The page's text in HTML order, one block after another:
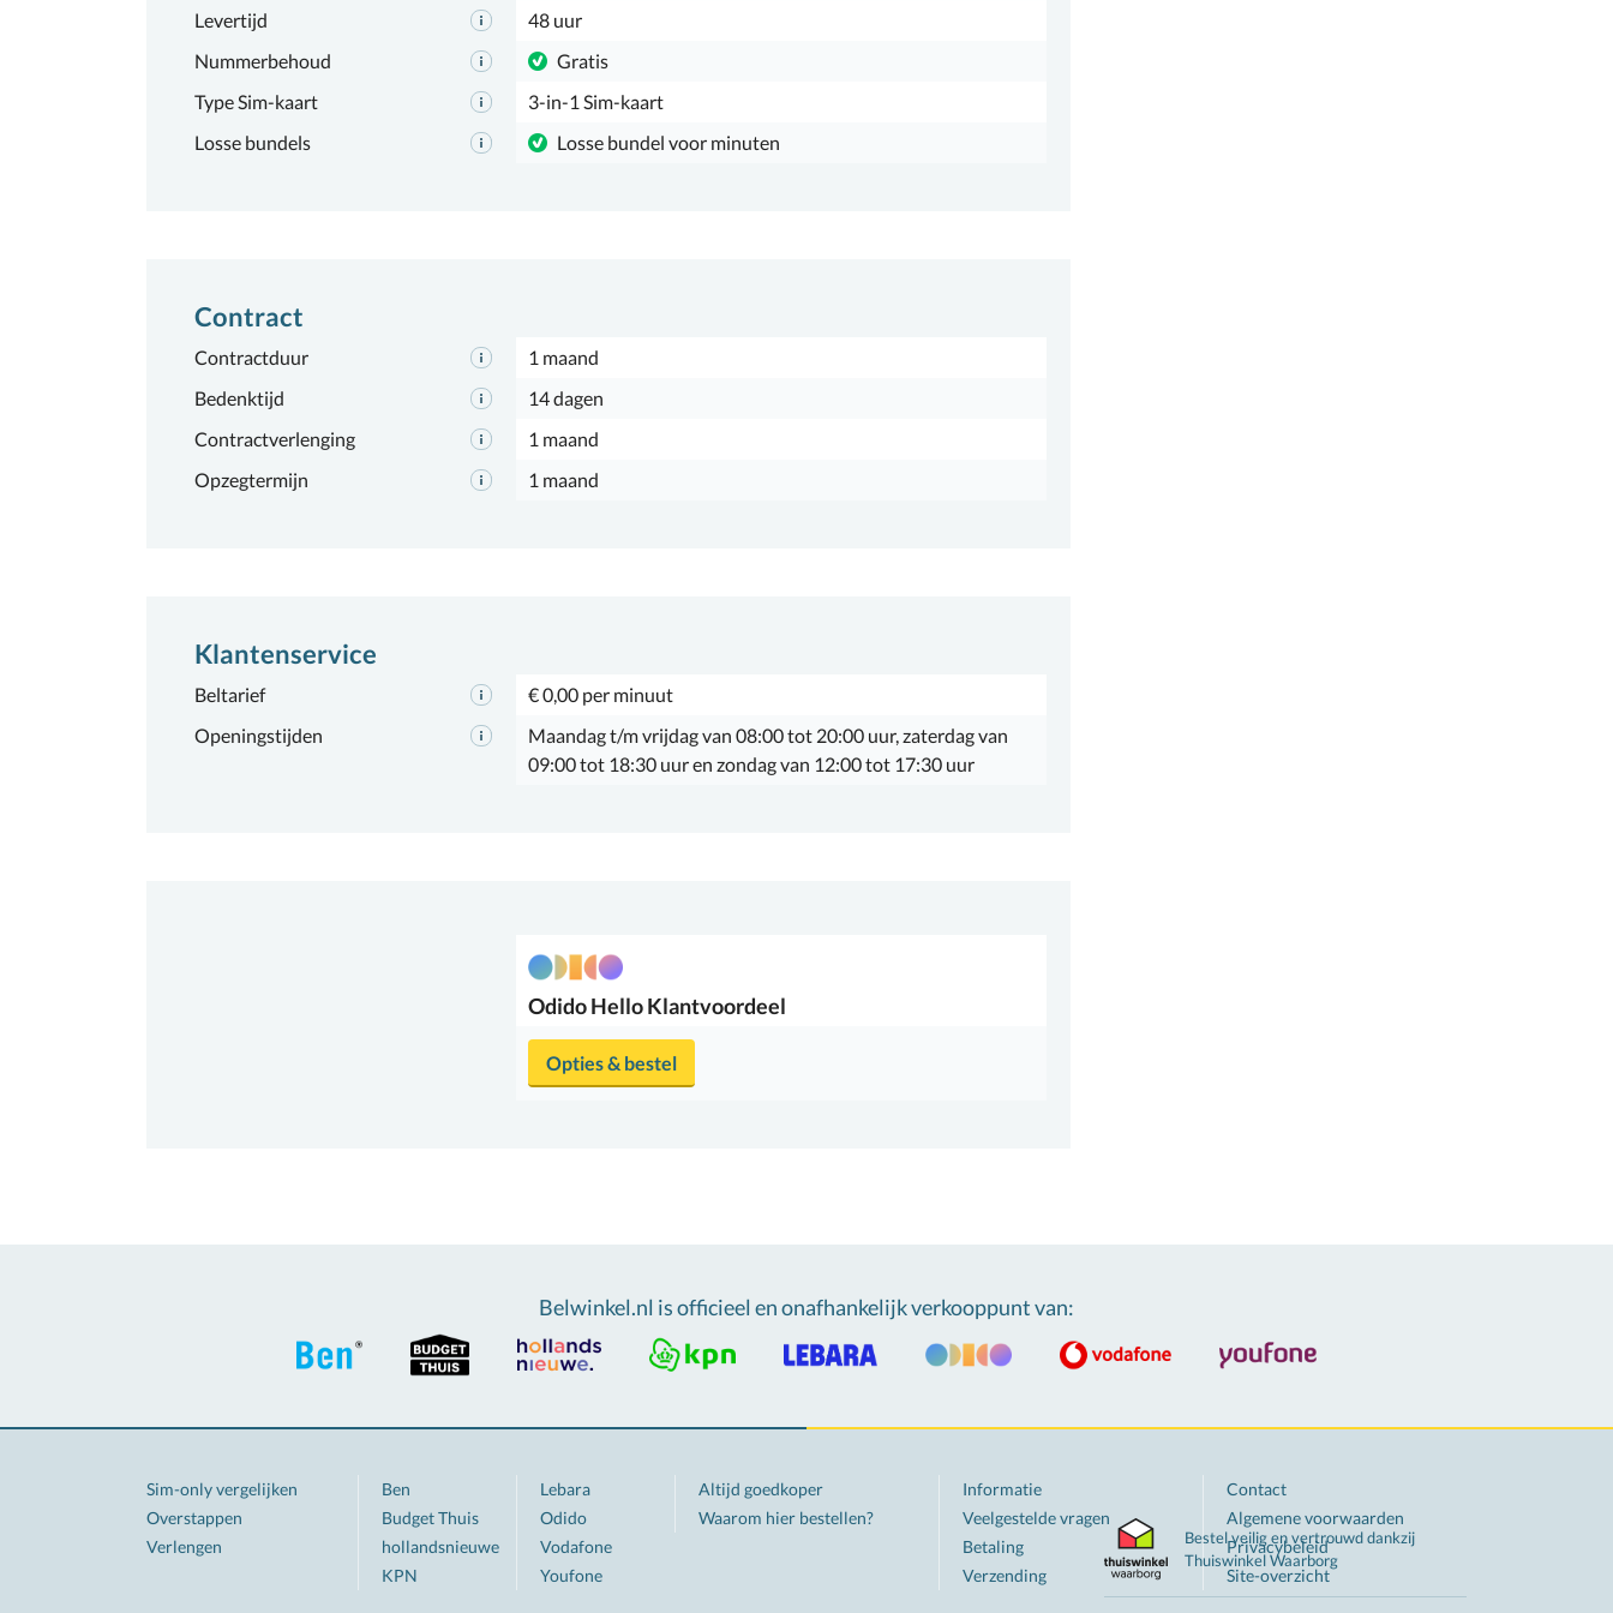
Levertijd
48 uur
Nummerbehoud
Gratis
Type Sim-kaart
3-in-1 Sim-kaart
Losse bundels
Losse bundel voor minuten
Contract
Contractduur
1 maand
Bedenktijd
14 dagen
Contractverlenging
1 maand
Opzegtermijn
1 maand
Klantenservice
Beltarief
€ 0,00 per minuut
Openingstijden
Maandag t/m vrijdag van 08:00 tot 20:00 uur, zaterdag van
09:00 tot 18:30 uur en zondag van 12:00 tot 17:30 uur
OdidoHello Klantvoordeel
Opties & bestel
Bestel veilig en vertrouwd dankzij
ThuiswinkelWaarborg
Belwinkel.nl is officieel en onafhankelijk verkooppunt van:
Sim-only vergelijken
Overstappen
Verlengen
Ben
Budget Thuis
hollandsnieuwe
KPN
Lebara
Odido
Vodafone
Youfone
Altijd goedkoper
Waarom hier bestellen?
Informatie
Veelgestelde vragen
Betaling
Verzending
Contact
Algemene voorwaarden
Privacybeleid
Site-overzicht